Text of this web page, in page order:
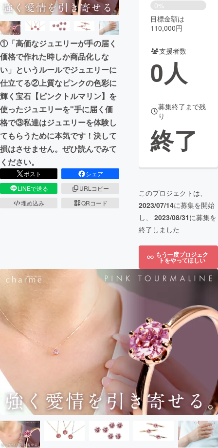
ビジネス・起業 チャレンジ
まちづくり・地域活性化
CAMPFIRE for Social Good
CAMPFIRE Creation
CAMPFIREふるさと納税machi-ya コミュニティ
①「高価なジュエリーが手の届く
価格で作れた時しか商品化しな
い」というルールでジュエリーに
仕立てる②上質なピンクの色彩に
輝く宝石【ピンクトルマリン】を
使ったジュエリーを"手に届く価
格で③私達はジュエリーを体験し
てもらうために本気です！決して
損はさせません。ぜひ読んでみて
ください。
ポスト
シェア
LINEで送る
URLコピー
埋め込み
QRコード
0%
目標金額は
110,000円
支援者数
0人
募集終了まで残
り
終了
このプロジェクトは、
2023/07/14に募集を開始
し、 2023/08/31に募集を
終了しました
もう一度プロジェク
トをやってほしい